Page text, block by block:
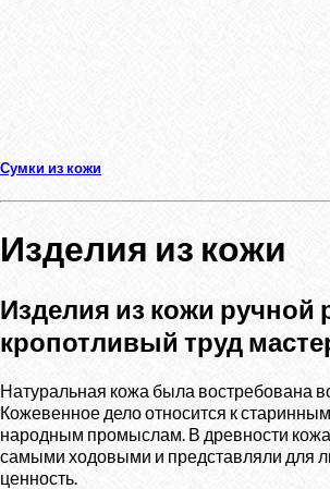
Сумки из кожи
Изделия из кожи
Изделия из кожи ручной
кропотливый труд
Натуральная кожа была востребована
Кожевенное дело относится к
народным промыслам. В древности
самыми ходовыми и представляли для
ценность.